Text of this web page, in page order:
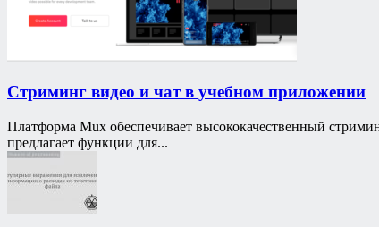
Стриминг видео и чат в учебном приложении
Платформа Mux обеспечивает высококачественный
предлагает функции для...